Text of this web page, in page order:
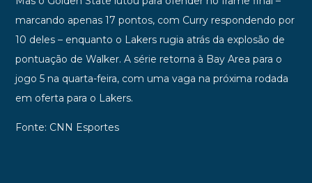
marcando apenas 17 pontos, com Curry respondendo por
10 deles – enquanto o Lakers rugia atrás da explosão de
pontuação de Walker. A série retorna à Bay Area para o
jogo 5 na quarta-feira, com uma vaga na próxima rodada
em oferta para o Lakers.
Fonte: CNN Esportes